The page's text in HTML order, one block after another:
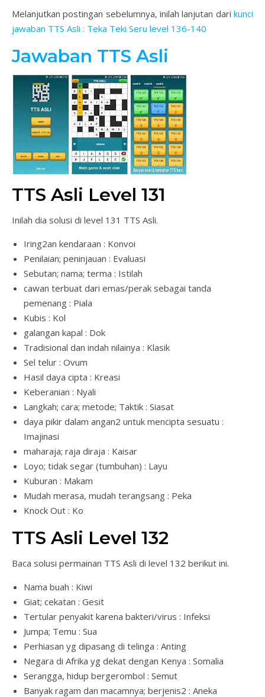
Melanjutkan postingan sebelumnya, inilah lanjutan dari kunci
jawaban TTS Asli : Teka Teki Seru level 136-140
Jawaban TTS Asli
TTS Asli Level 131
Inilah dia solusi di level 131 TTS Asli.
Iring2an kendaraan : Konvoi
Penilaian; peninjauan : Evaluasi
Sebutan; nama; terma : Istilah
cawan terbuat dari emas/perak sebagai tanda
pemenang : Piala
Kubis : Kol
galangan kapal : Dok
Tradisional dan indah nilainya : Klasik
Sel telur : Ovum
Hasil daya cipta : Kreasi
Keberanian : Nyali
Langkah; cara; metode; Taktik : Siasat
daya pikir dalam angan2 untuk mencipta sesuatu :
Imajinasi
maharaja; raja diraja : Kaisar
Loyo; tidak segar (tumbuhan) : Layu
Kuburan : Makam
Mudah merasa, mudah terangsang : Peka
Knock Out : Ko
TTS Asli Level 132
Baca solusi permainan TTS Asli di level 132 berikut ini.
Nama buah : Kiwi
Giat; cekatan : Gesit
Tertular penyakit karena bakteri/virus : Infeksi
Jumpa; Temu : Sua
Perhiasan yg dipasang di telinga : Anting
Negara di Afrika yg dekat dengan Kenya : Somalia
Serangga, hidup bergerombol : Semut
Banyak ragam dan macamnya; berjenis2 : Aneka